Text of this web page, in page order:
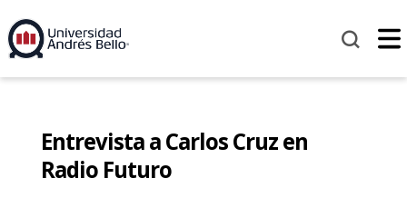
Entrevista a Carlos Cruz en
Radio Futuro